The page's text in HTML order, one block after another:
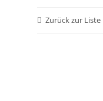
Zurück zur Liste